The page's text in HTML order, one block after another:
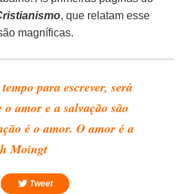
, que relatam esse
magníficas.
para escrever, será
amor e a salvação são
é o amor. O amor é a
Moingt
Tweet